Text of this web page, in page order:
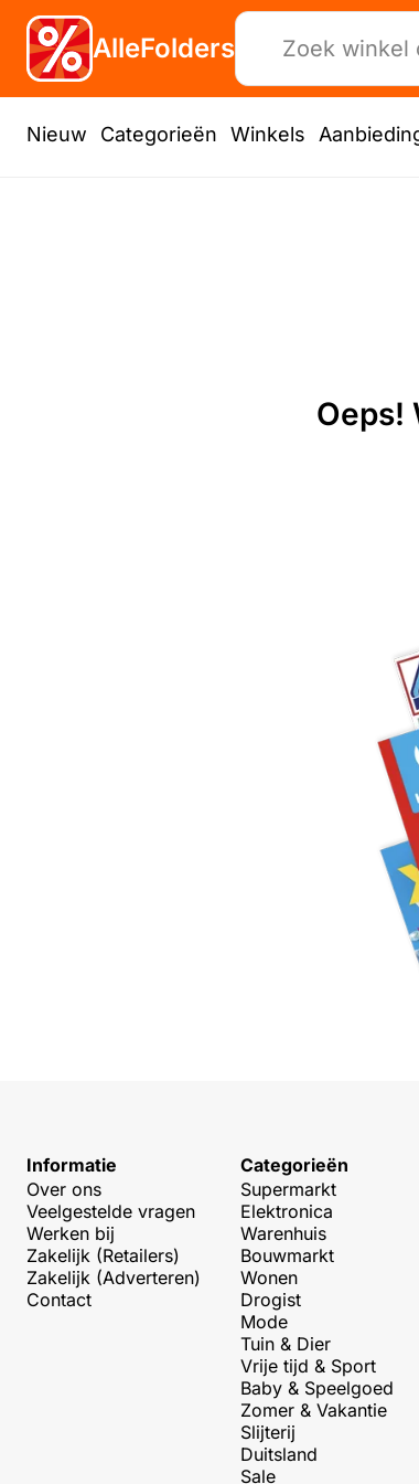
AlleFolders
Nieuw Categorieën Winkels
Oeps!
Informatie
Over ons
Veelgestelde vragen
Werken bij
Zakelijk (Retailers)
Zakelijk (Adverteren)
Contact
Categorieën
Supermarkt
Elektronica
Warenhuis
Bouwmarkt
Wonen
Drogist
Mode
Tuin & Dier
Vrije tijd & Sport
Baby & Speelgoed
Zomer & Vakantie
Slijterij
Duitsland
Sale